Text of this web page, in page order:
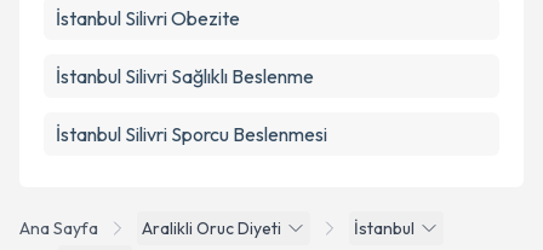
Ana Sayfa Aralikli Oruc Diyeti
İstanbul
İstanbul Silivri Obezite
İstanbul Silivri Sağlıklı Beslenme
İstanbul Silivri Sporcu Beslenmesi